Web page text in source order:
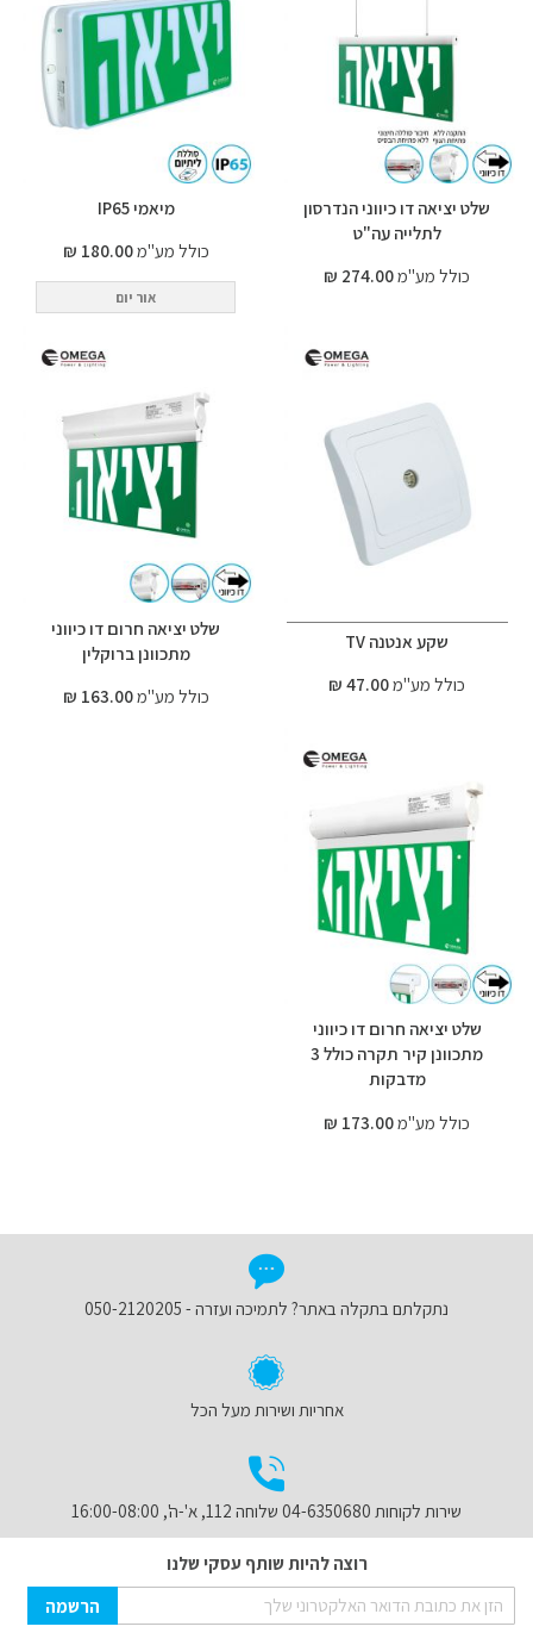
שלט יציאה דו כיווני הנדרסון
לתלייה עה"ט
כולל מע"מ274.00 ₪
מיאמי IP65
כולל מע"מ180.00 ₪
אור יום
שקע אנטנה TV
כולל מע"מ47.00 ₪
שלט יציאה חרום דו כיווני
מתכוונן ברוקלין
כולל מע"מ163.00 ₪
שלט יציאה חרום דו כיווני
מתכוונן קיר תקרה כולל 3
מדבקות
כולל מע"מ173.00 ₪
נתקלתם בתקלה באתר? לתמיכה ועזרה - 050-2120205
אחריות ושירות מעל הכל
שירות לקוחות 04-6350680 שלוחה 112, א'-ה', 16:00-08:00
רוצה להיות שותף עסקי שלנו
Sign
Up
הרשמה